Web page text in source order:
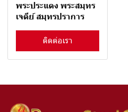
พระประแดง พระสมุทร
เจดีย์ สมุทรปราการ
ติดต่อเรา